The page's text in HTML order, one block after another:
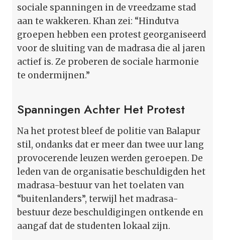
sociale spanningen in de vreedzame stad
aan te wakkeren. Khan zei: “Hindutva
groepen hebben een protest georganiseerd
voor de sluiting van de madrasa die al jaren
actief is. Ze proberen de sociale harmonie
te ondermijnen.”
Spanningen Achter Het Protest
Na het protest bleef de politie van Balapur
stil, ondanks dat er meer dan twee uur lang
provocerende leuzen werden geroepen. De
leden van de organisatie beschuldigden het
madrasa-bestuur van het toelaten van
“buitenlanders”, terwijl het madrasa-
bestuur deze beschuldigingen ontkende en
aangaf dat de studenten lokaal zijn.